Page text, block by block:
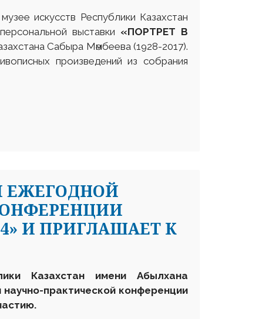
искусств Республики Казахстан
выставки «ПОРТРЕТ В
Сабыра Мәмбеева (1928-2017).
произведений из собрания
ЕЖЕГОДНОЙ
И ПРИГЛАШАЕТ К
Казахстан имени Абылхана
практической конференции